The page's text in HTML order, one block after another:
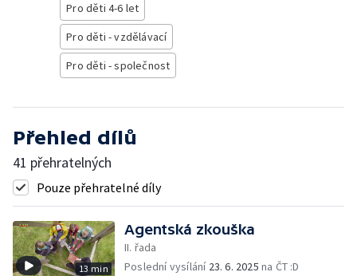
Pro děti 4-6 let
Pro děti - vzdělávací
Pro děti - společnost
Přehled dílů
41 přehratelných
Pouze přehratelné díly
13 min
Agentská zkouška
II. řada
Poslední vysílání 23. 6. 2025 na ČT :D